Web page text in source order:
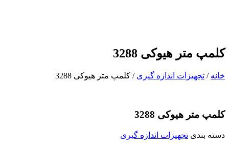
کلمپ متر هیوکی 3288
خانه / تجهیزات اندازه گیری / کلمپ متر هیوکی 3288
کلمپ متر هیوکی 3288
دسته بندی تجهیزات اندازه گیری